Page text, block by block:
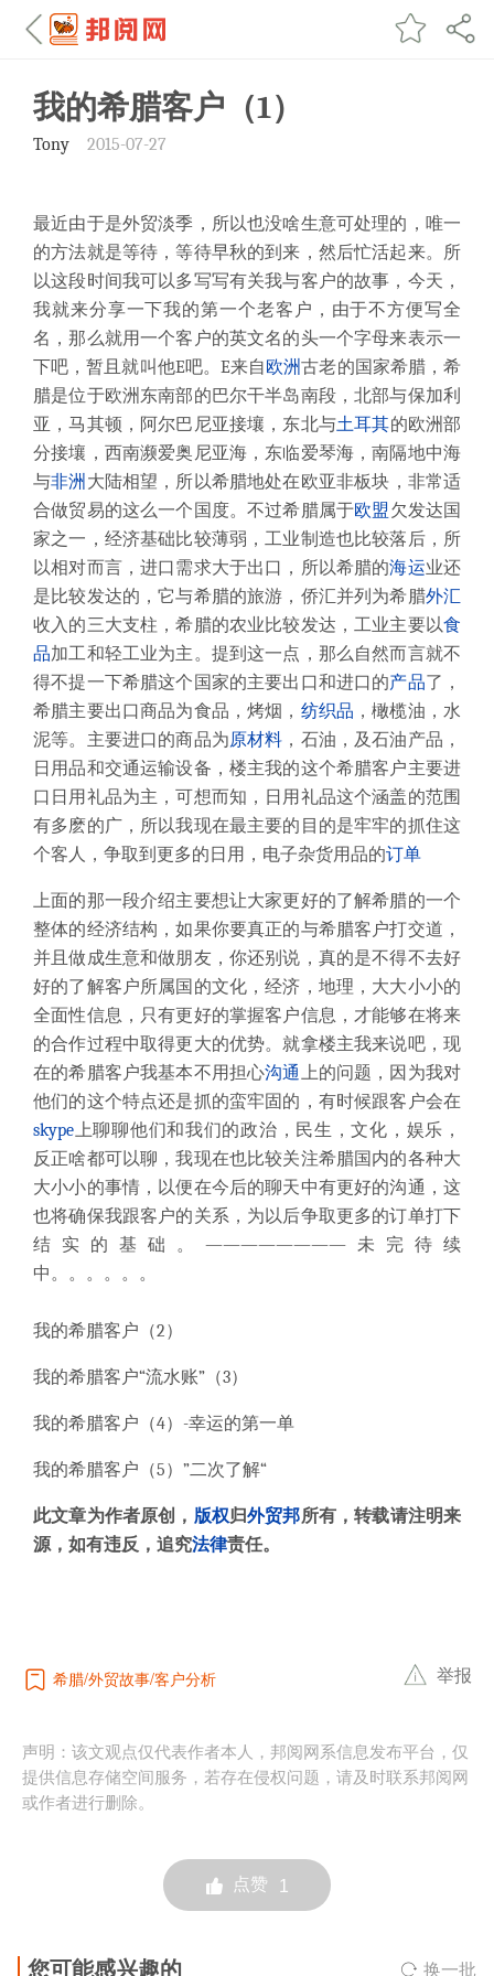
我的希腊客户（1）
Tony 2015-07-27
最近由于是外贸淡季，所以也没啥生意可处理的，唯一
的方法就是等待，等待早秋的到来，然后忙活起来。所
以这段时间我可以多写写有关我与客户的故事，今天，
我就来分享一下我的第一个老客户，由于不方便写全
名，那么就用一个客户的英文名的头一个字母来表示一
下吧，暂且就叫他E吧。E来自欧洲古老的国家希腊，希
腊是位于欧洲东南部的巴尔干半岛南段，北部与保加利
亚，马其顿，阿尔巴尼亚接壤，东北与土耳其的欧洲部
分接壤，西南濒爱奥尼亚海，东临爱琴海，南隔地中海
与非洲 大陆相望，所以希腊地处在欧亚非板块，非常适
合做贸易的这么一个国度。不过希腊属于欧盟欠发达国
家之一，经济基础比较薄弱，工业制造也比较落后，所
以相对而言，进口需求大于出口，所以希腊的海运业还
是比较发达的，它与希腊的旅游，侨汇并列为希腊外汇
收入的三大支柱，希腊的农业比较发达，工业主要以食
品加工和轻工业为主。提到这一点，那么自然而言就不
得不提一下希腊这个国家的主要出口和进口的产品了，
希腊主要出口商品为食品，烤烟， 纺织品 ，橄榄油，水
泥等。主要进口的商品为原材料 ，石油，及石油产品，
日用品和交通运输设备，楼主我的这个希腊客户主要进
口日用礼品为主，可想而知，日用礼品这个涵盖的范围
有多麽的广，所以我现在最主要的目的是牢牢的抓住这
个客人，争取到更多的日用，电子杂货用品的订单
上面的那一段介绍主要想让大家更好的了解希腊的一个
整体的经济结构，如果你要真正的与希腊客户打交道，
并且做成生意和做朋友，你还别说，真的是不得不去好
好的了解客户所属国的文化，经济，地理，大大小小的
全面性信息，只有更好的掌握客户信息，才能够在将来
的合作过程中取得更大的优势。就拿楼主我来说吧，现
在的希腊客户我基本不用担心沟通上的问题，因为我对
他们的这个特点还是抓的蛮牢固的，有时候跟客户会在
skype上聊聊他们和我们的政治，民生，文化，娱乐，
反正啥都可以聊，我现在也比较关注希腊国内的各种大
大小小的事情，以便在今后的聊天中有更好的沟通，这
也将确保我跟客户的关系，为以后争取更多的订单打下
结实的基础。————————未完待续
中。。。。。。
我的希腊客户（2）
我的希腊客户“流水账”（3）
我的希腊客户（4）-幸运的第一单
我的希腊客户（5）”二次了解“
此文章为作者原创， 版权归外贸邦所有，转载请注明来
源，如有违反，追究法律责任。
希腊 外贸故事 客户分析 举报
声明：该文观点仅代表作者本人，邦阅网系信息发布平台，仅
提供信息存储空间服务，若存在侵权问题，请及时联系邦阅网
或作者进行删除。
点赞 1
您可能感兴趣的 换一批